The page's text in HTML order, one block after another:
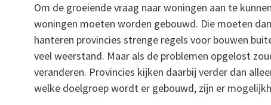
Om de groeiende vraag naar woningen aan te
woningen moeten worden gebouwd. Die moeten
hanteren provincies strenge regels voor bouwen
veel weerstand. Maar als de problemen opgelost
veranderen. Provincies kijken daarbij verder dan
welke doelgroep wordt er gebouwd, zijn er